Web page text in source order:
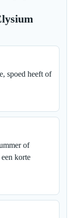
spoed heeft of
of
korte